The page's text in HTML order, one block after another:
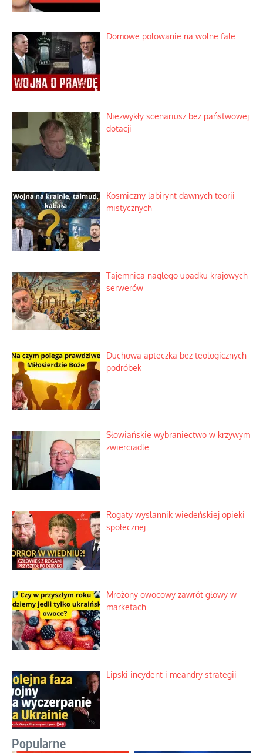
Domowe polowanie na wolne fale
Niezwykły scenariusz bez państwowej
dotacji
Kosmiczny labirynt dawnych teorii
mistycznych
Tajemnica nagłego upadku krajowych
serwerów
Duchowa apteczka bez teologicznych
podróbek
Słowiańskie wybraniectwo w krzywym
zwierciadle
Rogaty wysłannik wiedeńskiej opieki
społecznej
Mrożony owocowy zawrót głowy w
marketach
Lipski incydent i meandry strategii
Popularne